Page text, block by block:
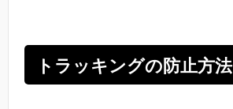
トラッキングの防止方法